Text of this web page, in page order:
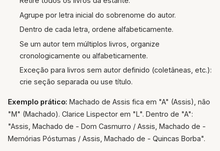
Agrupe por letra inicial do sobrenome do autor.
Dentro de cada letra, ordene alfabeticamente.
Se um autor tem múltiplos livros, organize
cronologicamente ou alfabeticamente.
Exceção para livros sem autor definido (coletâneas, etc.):
crie seção separada ou use título.
Exemplo prático: Machado de Assis fica em "A" (Assis), não
"M" (Machado). Clarice Lispector em "L". Dentro de "A":
"Assis, Machado de - Dom Casmurro / Assis, Machado de -
Memórias Póstumas / Assis, Machado de - Quincas Borba".